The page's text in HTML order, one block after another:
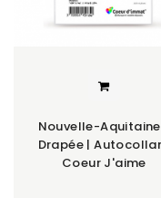
Nouvelle-
Drapée |
Coeur J'aime